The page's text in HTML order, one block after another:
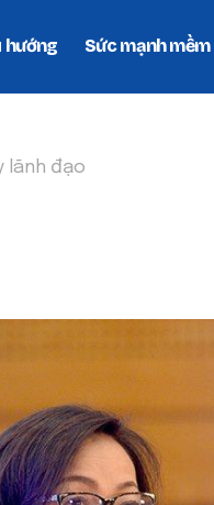
hướng Sức mạnh mềm
lãnh đạo